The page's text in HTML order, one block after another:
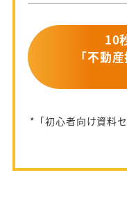
10
「不動産
*「初心者向け資料